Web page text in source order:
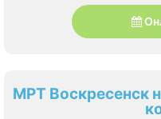
МРТ Воскресенск